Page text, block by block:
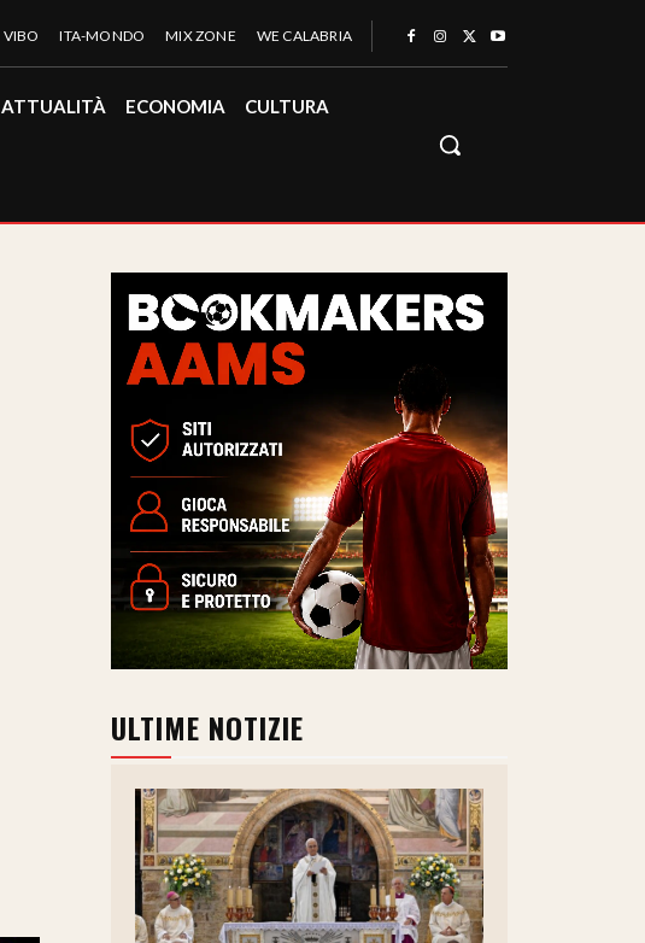
VIBO ITA-MONDO MIX ZONE WE CALABRIA
ATTUALITÀ ECONOMIA CULTURA
ULTIME NOTIZIE